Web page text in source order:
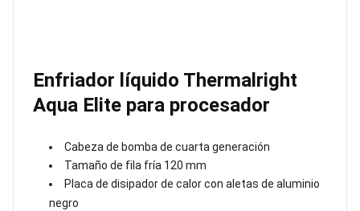
Enfriador líquido Thermalright
Aqua Elite para procesador
Cabeza de bomba de cuarta generación
Tamaño de fila fría 120 mm
Placa de disipador de calor con aletas de aluminio
negro